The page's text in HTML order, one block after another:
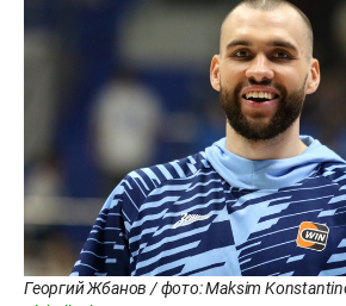
Георгий Жбанов / фото: Maksim